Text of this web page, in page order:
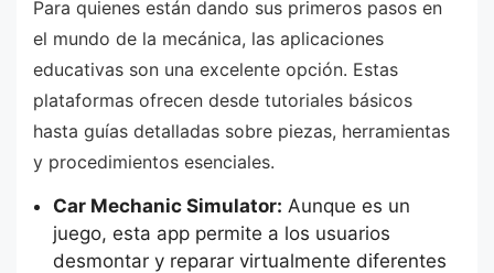
Para quienes están dando sus primeros pasos en
el mundo de la mecánica, las aplicaciones
educativas son una excelente opción. Estas
plataformas ofrecen desde tutoriales básicos
hasta guías detalladas sobre piezas, herramientas
y procedimientos esenciales.
Car Mechanic Simulator: Aunque es un
juego, esta app permite a los usuarios
desmontar y reparar virtualmente diferentes